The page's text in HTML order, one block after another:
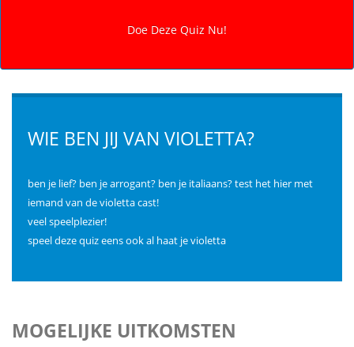
WIE BEN JIJ VAN VIOLETTA?
ben je lief? ben je arrogant? ben je italiaans? test het hier met
iemand van de violetta cast!
veel speelplezier!
speel deze quiz eens ook al haat je violetta
MOGELIJKE UITKOMSTEN